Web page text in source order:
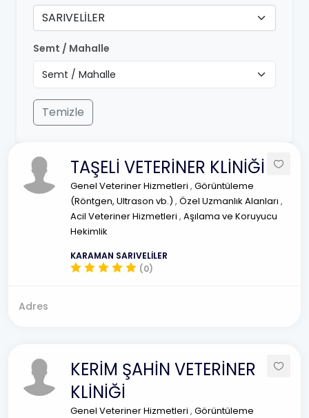
SARIVELİLER
Semt / Mahalle
Temizle
TAŞELİ VETERİNER KLİNİĞİ
Genel Veteriner Hizmetleri , Görüntüleme
(Röntgen, Ultrason vb.) , Özel Uzmanlık Alanları ,
Acil Veteriner Hizmetleri , Aşılama ve Koruyucu
Hekimlik
KARAMAN SARIVELİLER
(0)
Adres
KERİM ŞAHİN VETERİNER
KLİNİĞİ
Genel Veteriner Hizmetleri , Görüntüleme